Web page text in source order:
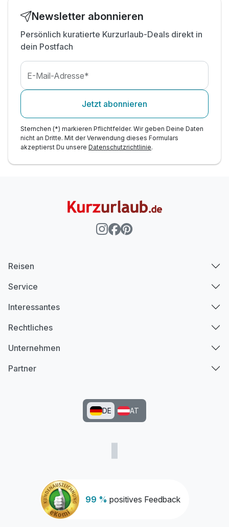
Newsletter abonnieren
Persönlich kuratierte Kurzurlaub-Deals direkt in
dein Postfach
E-Mail-Adresse*
Jetzt abonnieren
Sternchen (*) markieren Pflichtfelder. Wir geben Deine Daten
nicht an Dritte. Mit der Verwendung dieses Formulars
akzeptierst Du unsere Datenschutzrichtlinie.
99 % positives Feedback
Reisen
Service
Interessantes
Rechtliches
Unternehmen
Partner
DE AT